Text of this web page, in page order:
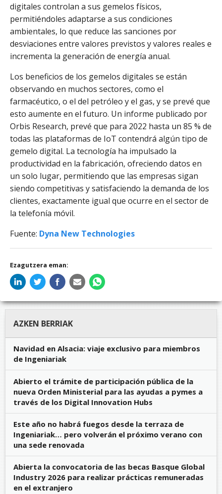
digitales controlan a sus gemelos físicos,
permitiéndoles adaptarse a sus condiciones
ambientales, lo que reduce las sanciones por
desviaciones entre valores previstos y valores reales e
incrementa la generación de energía anual.
Los beneficios de los gemelos digitales se están
observando en muchos sectores, como el
farmacéutico, o el del petróleo y el gas, y se prevé que
esto aumente en el futuro. Un informe publicado por
Orbis Research, prevé que para 2022 hasta un 85 % de
todas las plataformas de IoT contendrá algún tipo de
gemelo digital. La tecnología ha impulsado la
productividad en la fabricación, ofreciendo datos en
un solo lugar, permitiendo que las empresas sigan
siendo competitivas y satisfaciendo la demanda de los
clientes, exactamente igual que ocurre en el sector de
la telefonía móvil.
Fuente: Dyna New Technologies
Ezagutzera eman:
AZKEN BERRIAK
Navidad en Alsacia: viaje exclusivo para miembros
de Ingeniariak
Abierto el trámite de participación pública de la
nueva Orden Ministerial para las ayudas a pymes a
través de los Digital Innovation Hubs
Este año no habrá fuegos desde la terraza de
Ingeniariak… pero volverán el próximo verano con
una sede renovada
Abierta la convocatoria de las becas Basque Global
Industry 2026 para realizar prácticas remuneradas
en el extranjero